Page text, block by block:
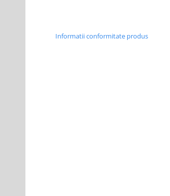
Informatii conformitate produs